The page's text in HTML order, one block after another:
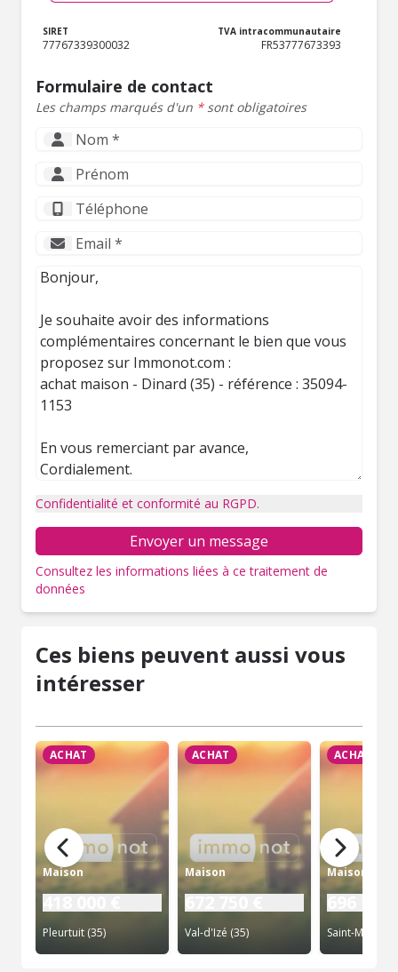
SIRET
77767339300032
TVA intracommunautaire
FR53777673393
Formulaire de contact
Les champs marqués d'un *sont obligatoires
Confidentialité et conformité au RGPD.
Envoyer un message
Consultez les informations liées à ce traitement de
données
Ces biens peuvent aussi vous
intéresser
ACHAT
Maison
Pleurtuit (35)
ACHAT
Maison
Val-d'Izé (35)
ACHAT
Maison
Saint-Malo